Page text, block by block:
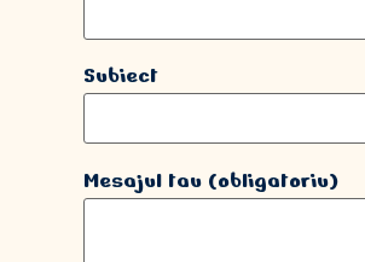
Subiect
Mesajul tau (obligatoriu)